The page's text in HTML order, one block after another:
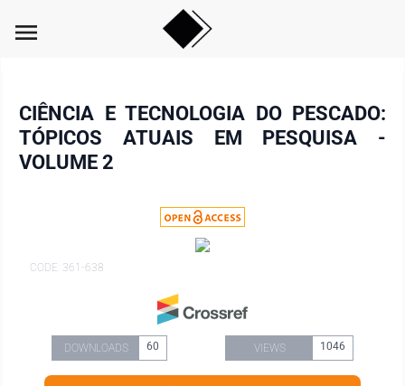
menu
CIÊNCIA E TECNOLOGIA DO PESCADO:
TÓPICOS ATUAIS EM PESQUISA -
VOLUME 2
CODE: 361-638
DOWNLOADS 60 VIEWS 1046